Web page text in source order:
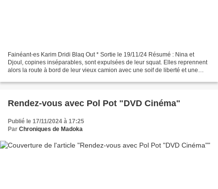
Fainéant-es Karim Dridi Blaq Out * Sortie le 19/11/24 Résumé : Nina et
Djoul, copines inséparables, sont expulsées de leur squat. Elles reprennent
alors la route à bord de leur vieux camion avec une soif de liberté et une
Rendez-vous avec Pol Pot "DVD Cinéma"
Publié le 17/11/2024 à 17:25
Par Chroniques de Madoka